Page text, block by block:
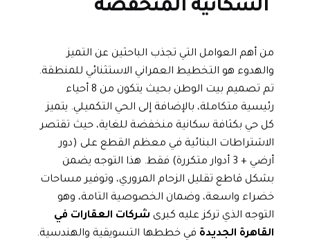
السكانية المنخفضة
من أهم العوامل التي تجذب الباحثين عن التميز
والهدوء هو التخطيط العمراني الاستثنائي للمنطقة.
تم تصميم بيت الوطن بحيث يتكون من 8 أحياء
رئيسية متكاملة، بالإضافة إلى الحي التكميلي. يتميز
كل حي بكثافة سكانية منخفضة للغاية، حيث تقتصر
الاشتراطات البنائية في معظم القطع على (دور
أرضي + 3 أدوار متكررة) فقط. هذا التوجه يضمن
بشكل قاطع تقليل الزحام المروري، وتوفير مساحات
خضراء واسعة، وضمان الخصوصية التامة، وهو
التوجه الذي تركز عليه كبرىشركات العقارات في
القاهرة الجديدةفي خططها التسويقية والهندسية.